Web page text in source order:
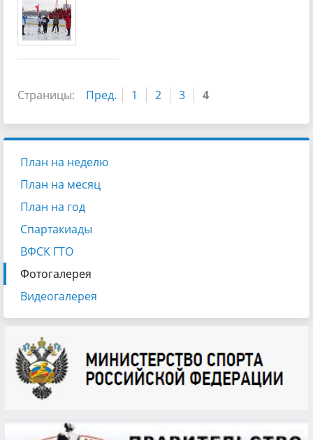
Страницы: Пред. 1 2 3 4
План на неделю
План на месяц
План на год
Спартакиады
ВФСК ГТО
Фотогалерея
Видеогалерея